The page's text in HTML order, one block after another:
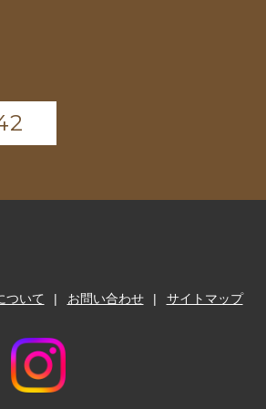
ついて お問い合わせ サイトマップ